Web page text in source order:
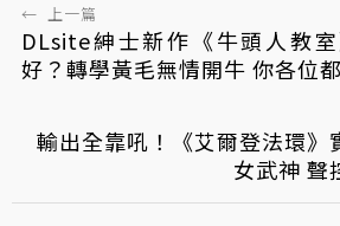
← 上一篇
DLsite紳士新作《牛頭人教
好？轉學黃毛無情開牛 你各位
輸出全靠吼！《艾爾登法環》
女武神 聲